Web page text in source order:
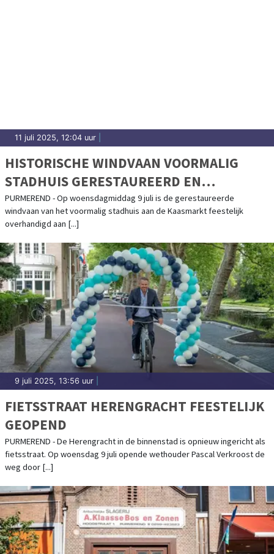
11 juli 2025, 12:04 uur
HISTORISCHE WINDVAAN VOORMALIG
STADHUIS GERESTAUREERD EN
FEESTELIJK OVERHANDIGD
PURMEREND - Op woensdagmiddag 9 juli is de gerestaureerde
windvaan van het voormalig stadhuis aan de Kaasmarkt feestelijk
overhandigd aan [...]
9 juli 2025, 13:56 uur
FIETSSTRAAT HERENGRACHT FEESTELIJK
GEOPEND
PURMEREND - De Herengracht in de binnenstad is opnieuw ingericht als
fietsstraat. Op woensdag 9 juli opende wethouder Pascal Verkroost de
weg door [...]